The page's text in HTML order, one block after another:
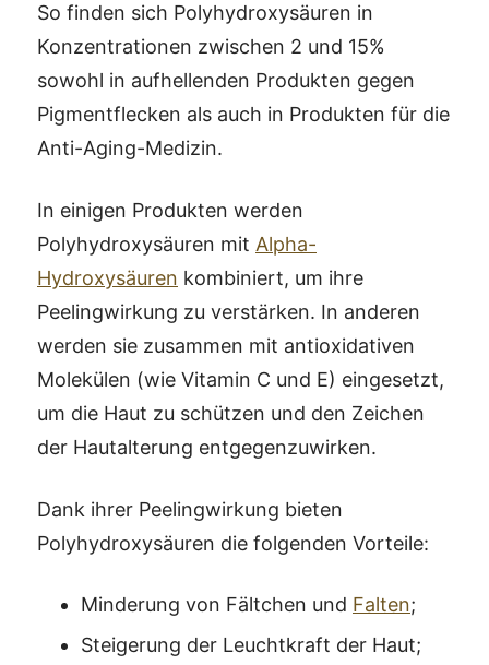
So finden sich Polyhydroxysäuren in
Konzentrationen zwischen 2 und 15%
sowohl in aufhellenden Produkten gegen
Pigmentflecken als auch in Produkten für die
Anti-Aging-Medizin.
In einigen Produkten werden
Polyhydroxysäuren mit Alpha-
Hydroxysäuren kombiniert, um ihre
Peelingwirkung zu verstärken. In anderen
werden sie zusammen mit antioxidativen
Molekülen (wie Vitamin C und E) eingesetzt,
um die Haut zu schützen und den Zeichen
der Hautalterung entgegenzuwirken.
Dank ihrer Peelingwirkung bieten
Polyhydroxysäuren die folgenden Vorteile:
Minderung von Fältchen und Falten;
Steigerung der Leuchtkraft der Haut;